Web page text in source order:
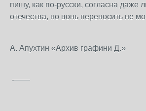
пишу, как по-русски, согласна даже
отечества, но вонь переносить не
А. Апухтин «Архив графини Д.»
-——